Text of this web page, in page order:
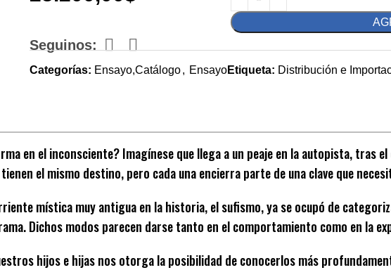
Seguinos:
Categorías: Ensayo,Catálogo, EnsayoEtiqueta: Distribución e
en el inconsciente? Imagínese que llega a un peaje en la autopista, tras
el mismo destino, pero cada una encierra parte de una clave que
mística muy antigua en la historia, el sufismo, ya se ocupó de
Dichos modos parecen darse tanto en el comportamiento como en la
hijos e hijas nos otorga la posibilidad de conocerlos más